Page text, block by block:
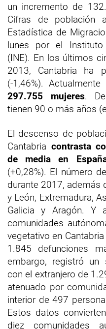
un incremento de
Cifras de
Estadística de
lunes por el Instituto
(INE). En los últimos
2013, Cantabria ha
(-1,46%). Actualmente
297.755 mujeres.
tienen 90 o más años
El descenso de
Cantabria contrasta
de media en
(+0,28%). El número
durante 2017, además
y León, Extremadura,
Galicia y Aragón. Y
comunidades
vegetativo en
1.845 defunciones
embargo, registró un
con el extranjero de
atenuado por
interior de 497
Estos datos
diez comunidades